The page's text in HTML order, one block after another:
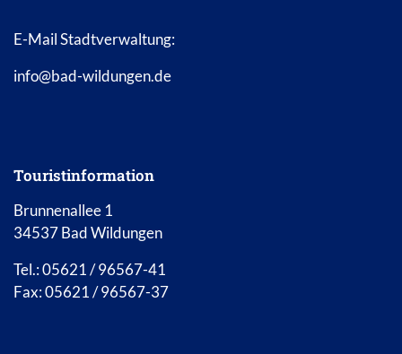
E-Mail Stadtverwaltung:
info@bad-wildungen.de
Touristinformation
Brunnenallee 1
34537 Bad Wildungen
Tel.: 05621 / 96567-41
Fax: 05621 / 96567-37